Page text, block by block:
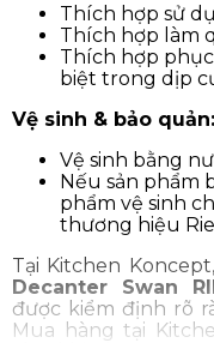
Thích hợp sử
Thích hợp làm
Thích hợp
biệt trong dịp
Vệ sinh & bảo quản:
Vệ sinh bằng
Nếu sản phẩm
phẩm vệ sinh
thương hiệu
Tại Kitchen
Decanter Swan
được kiểm định rõ
Mua hàng tại